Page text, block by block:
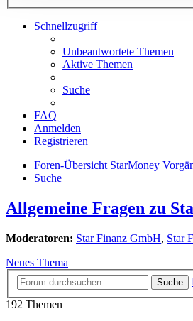
Schnellzugriff
Unbeantwortete Themen
Aktive Themen
Suche
FAQ
Anmelden
Registrieren
Foren-Übersicht StarMoney
Suche
Allgemeine Fragen zu
Moderatoren: Star Finanz GmbH, Star
Neues Thema
Suche
192 Themen